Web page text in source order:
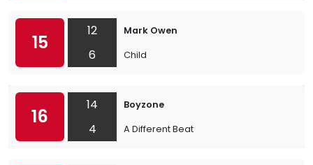
15
12
6
Mark Owen
Child
16
14
4
Boyzone
A Different Beat